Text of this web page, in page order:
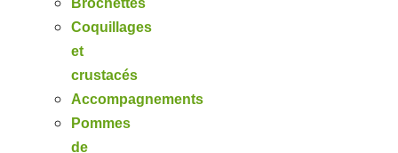
Brochettes
Coquillages
et
crustacés
Accompagnements
Pommes
de